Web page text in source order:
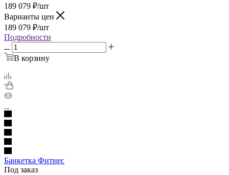
189 079 ₽/шт
Варианты цен
189 079 ₽/шт
Подробности
В корзину
Банкетка Фитнес
Под заказ